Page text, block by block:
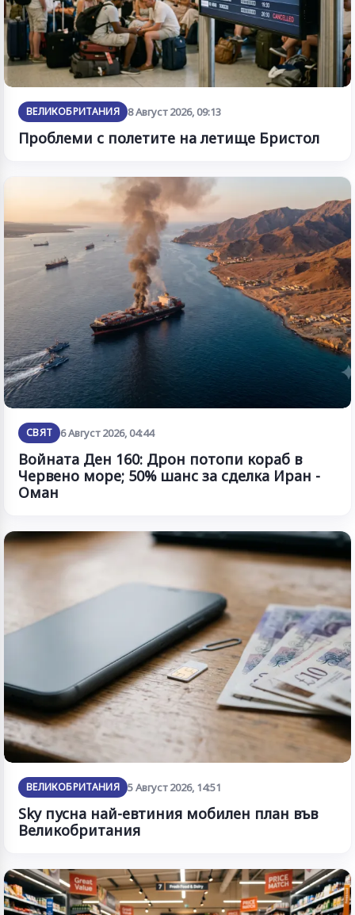
ВЕЛИКОБРИТАНИЯ 8 Август 2026, 09:13
Проблеми с полетите на летище Бристол
СВЯТ 6 Август 2026, 04:44
Войната Ден 160: Дрон потопи кораб в
Червено море; 50% шанс за сделка Иран -
Оман
ВЕЛИКОБРИТАНИЯ 5 Август 2026, 14:51
Sky пусна най-евтиния мобилен план във
Великобритания